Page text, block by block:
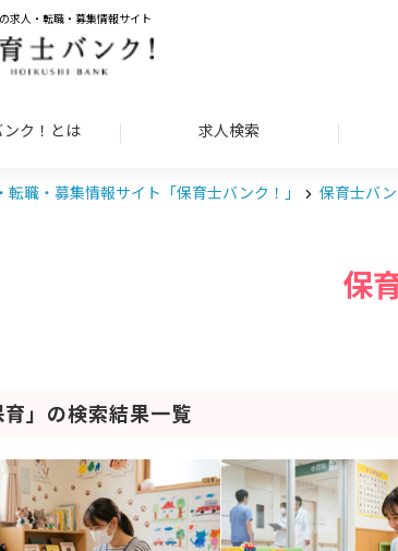
求人・転職・募集情報サイト
ク！とは 求人検索
転職・募集情報サイト「保育士バンク！」 保育士バ
保
育」の検索結果一覧